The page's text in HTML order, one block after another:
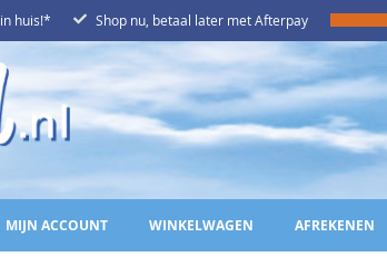
in huis!* Shop nu, betaal later met Afterpay
MIJN ACCOUNT WINKELWAGEN AFREKENEN